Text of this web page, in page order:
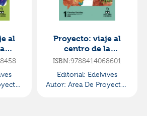
al
Proyecto: viaje al
centro de la
curiosidad. ciencias
pauta·primaria.1er
curso
ISBN:9788414068601
Editorial: Edelvives
Autor: Área De Proyectos